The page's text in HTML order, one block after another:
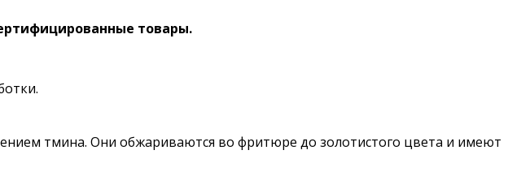
товары.
тмина. Они обжариваются во фритюре до золотистого цвета и имеют